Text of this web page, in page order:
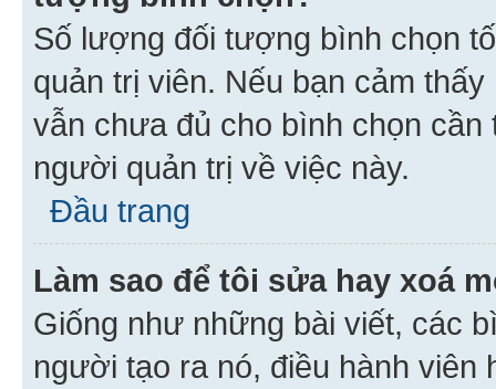
Số lượng đối tượng bình chọn
quản trị viên. Nếu bạn cảm
vẫn chưa đủ cho bình chọn
người quản trị về việc này.
Đầu trang
Làm sao để tôi sửa hay xoá
Giống như những bài viết, các
người tạo ra nó, điều hành